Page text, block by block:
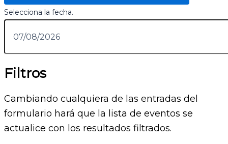
Selecciona la fecha.
Filtros
Cambiando cualquiera de las entradas del
formulario hará que la lista de eventos se
actualice con los resultados filtrados.